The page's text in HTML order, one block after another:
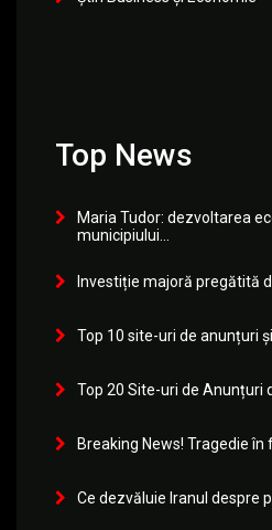
Top News
Maria Tudor: dezvoltarea
municipiului...
Investiție majoră pregătită
Top 10 site-uri de anunțuri
Top 20 Site-uri de Anunțuri
Breaking News! Tragedie în
Ce dezvăluie Iranul despre